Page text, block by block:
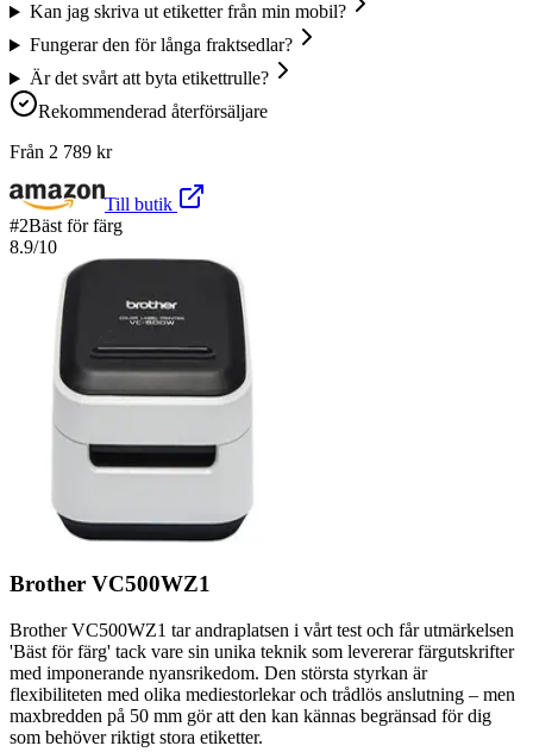
Kan jag skriva ut etiketter från min mobil?
Fungerar den för långa fraktsedlar?
Är det svårt att byta etikett­rulle?
Rekommenderad återförsäljare
Från 2 789 kr
Till butik
#2Bäst för färg
8.9/10
Brother VC500WZ1
Brother VC500WZ1 tar andraplatsen i vårt test och får utmärkelsen
'Bäst för färg' tack vare sin unika teknik som levererar färgutskrifter
med imponerande nyansrikedom. Den största styrkan är
flexibiliteten med olika mediestorlekar och trådlös anslutning – men
maxbredden på 50 mm gör att den kan kännas begränsad för dig
som behöver riktigt stora etiketter.